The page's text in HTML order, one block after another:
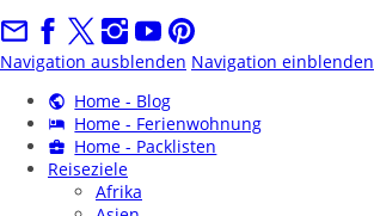
Navigation ausblenden Navigation einblenden
Home - Blog
Home - Ferienwohnung
Home - Packlisten
Reiseziele
Afrika